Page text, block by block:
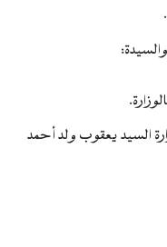
السيد يعقوب ولد أحمد